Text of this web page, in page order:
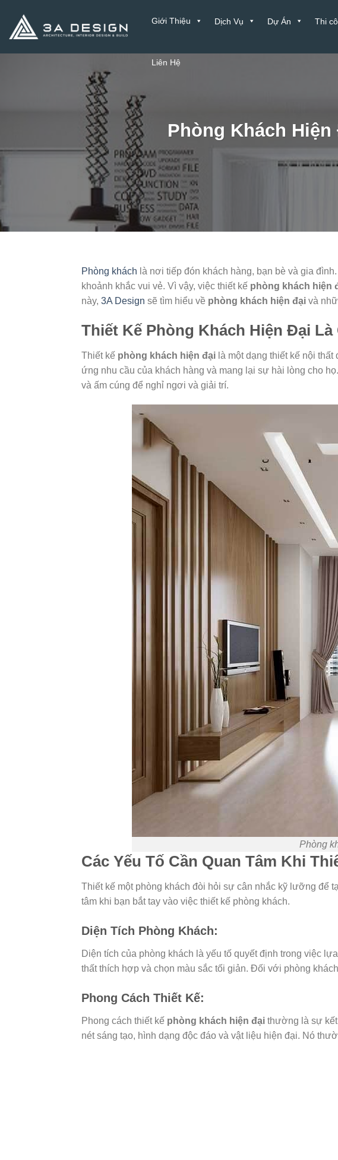
nội
dung
Giới Thiệu Dịch Vụ Dự Án Thi
Liên Hệ
Phòng Khách
Phòng khách là nơi tiếp đón khách hàng, bạn bè và gia
khoảnh khắc vui vẻ. Vì vậy, việc thiết kế phòng khách hiện
này, 3A Design sẽ tìm hiểu về phòng khách hiện đại và
Thiết Kế Phòng Khách Hiện Đại Là
Thiết kế phòng khách hiện đại là một dạng thiết kế nội
ứng nhu cầu của khách hàng và mang lại sự hài lòng cho
và ấm cúng để nghỉ ngơi và giải trí.
Phòng
Các Yếu Tố Cần Quan Tâm Khi
Thiết kế một phòng khách đòi hỏi sự cân nhắc kỹ lưỡng để
tâm khi bạn bắt tay vào việc thiết kế phòng khách.
Diện Tích Phòng Khách:
Diện tích của phòng khách là yếu tố quyết định trong việc
thất thích hợp và chọn màu sắc tối giản. Đối với phòng
Phong Cách Thiết Kế:
Phong cách thiết kế phòng khách hiện đại thường là sự
nét sáng tạo, hình dạng độc đáo và vật liệu hiện đại. Nó